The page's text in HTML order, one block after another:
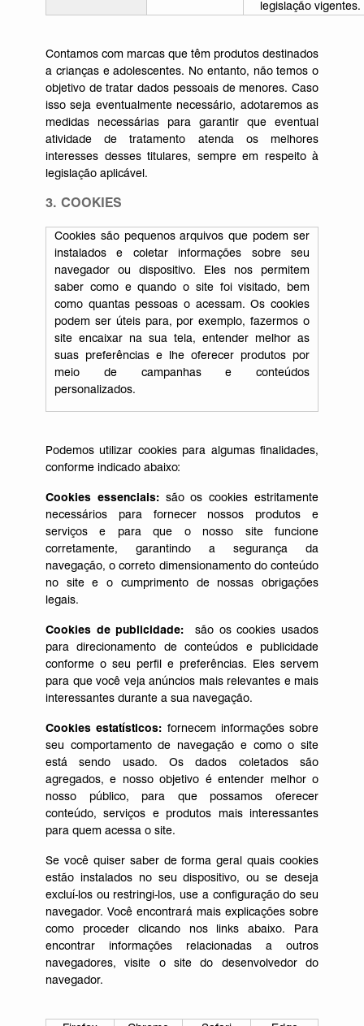
legislação vigentes.
Contamos com marcas que têm produtos destinados
a crianças e adolescentes. No entanto, não temos o
objetivo de tratar dados pessoais de menores. Caso
isso seja eventualmente necessário, adotaremos as
medidas necessárias para garantir que eventual
atividade de tratamento atenda os melhores
interesses desses titulares, sempre em respeito à
legislação aplicável.
3. COOKIES
Cookies são pequenos arquivos que podem ser
instalados e coletar informações sobre seu
navegador ou dispositivo. Eles nos permitem
saber como e quando o site foi visitado, bem
como quantas pessoas o acessam. Os cookies
podem ser úteis para, por exemplo, fazermos o
site encaixar na sua tela, entender melhor as
suas preferências e lhe oferecer produtos por
meio de campanhas e conteúdos
personalizados.
Podemos utilizar cookies para algumas finalidades,
conforme indicado abaixo:
Cookies essenciais:são os cookies estritamente
necessários para fornecer nossos produtos e
serviços e para que o nosso site funcione
corretamente, garantindo a segurança da
navegação, o correto dimensionamento do conteúdo
no site e o cumprimento de nossas obrigações
legais.
Cookies de publicidade:
são os cookies usados
para direcionamento de conteúdos e publicidade
conforme o seu perfil e preferências. Eles servem
para que você veja anúncios mais relevantes e mais
interessantes durante a sua navegação.
Cookies estatísticos: fornecem informações sobre
seu comportamento de navegação e como o site
está sendo usado. Os dados coletados são
agregados, e nosso objetivo é entender melhor o
nosso público, para que possamos oferecer
conteúdo, serviços e produtos mais interessantes
para quem acessa o site.
Se você quiser saber de forma geral quais cookies
estão instalados no seu dispositivo, ou se deseja
excluí-los ou restringi-los, use a configuração do seu
navegador. Você encontrará mais explicações sobre
como proceder clicando nos links abaixo. Para
encontrar informações relacionadas a outros
navegadores, visite o site do desenvolvedor do
navegador.